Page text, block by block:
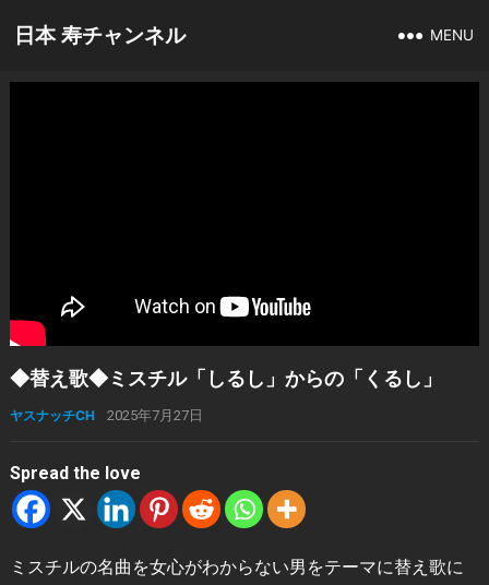
日本 寿チャンネル MENU
◆替え歌◆ミスチル「しるし」からの「くるし」
ヤスナッチCH 2025年7月27日
Spread the love
ミスチルの名曲を女心がわからない男をテーマに替え歌に